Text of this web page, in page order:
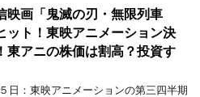
映画「鬼滅の刃・無限列車
ット！東映アニメーション決
東アニの株価は割高？投資す
：東映アニメーションの第三四半期